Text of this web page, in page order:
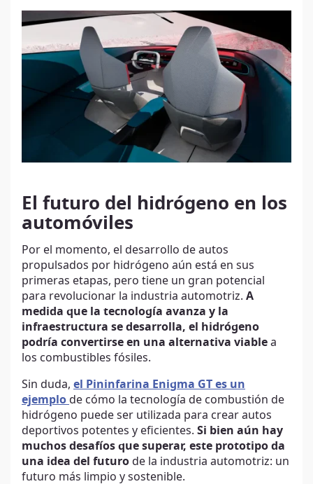
El futuro del hidrógeno en los
automóviles
Por el momento, el desarrollo de autos
propulsados por hidrógeno aún está en sus
primeras etapas, pero tiene un gran potencial
para revolucionar la industria automotriz. A
medida que la tecnología avanza y la
infraestructura se desarrolla, el hidrógeno
podría convertirse en una alternativa viable a
los combustibles fósiles.
Sin duda, el Pininfarina Enigma GT es un
ejemplo de cómo la tecnología de combustión de
hidrógeno puede ser utilizada para crear autos
deportivos potentes y eficientes. Si bien aún hay
muchos desafíos que superar, este prototipo da
una idea del futuro de la industria automotriz: un
futuro más limpio y sostenible.